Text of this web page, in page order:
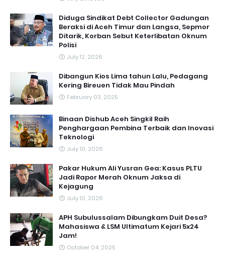
Diduga Sindikat Debt Collector Gadungan
Beraksi di Aceh Timur dan Langsa, Sepmor
Ditarik, Korban Sebut Keterlibatan Oknum
Polisi
July 12, 2026
Dibangun Kios Lima tahun Lalu, Pedagang
Kering Bireuen Tidak Mau Pindah
February 03, 2025
Binaan Dishub Aceh Singkil Raih
Penghargaan Pembina Terbaik dan Inovasi
Teknologi
July 10, 2026
Pakar Hukum Ali Yusran Gea: Kasus PLTU
Jadi Rapor Merah Oknum Jaksa di
Kejagung
July 10, 2026
APH Subulussalam Dibungkam Duit Desa?
Mahasiswa & LSM Ultimatum Kejari 5x24
Jam!
October 04, 2025